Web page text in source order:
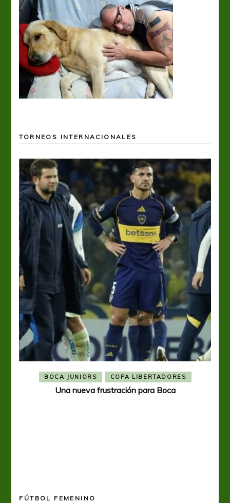
TORNEOS INTERNACIONALES
BOCA JUNIORS COPA LIBERTADORES
Una nueva frustración para Boca
FÚTBOL FEMENINO